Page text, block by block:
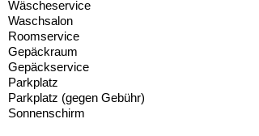
Wäscheservice
Waschsalon
Roomservice
Gepäckraum
Gepäckservice
Parkplatz
Parkplatz (gegen Gebühr)
Sonnenschirm